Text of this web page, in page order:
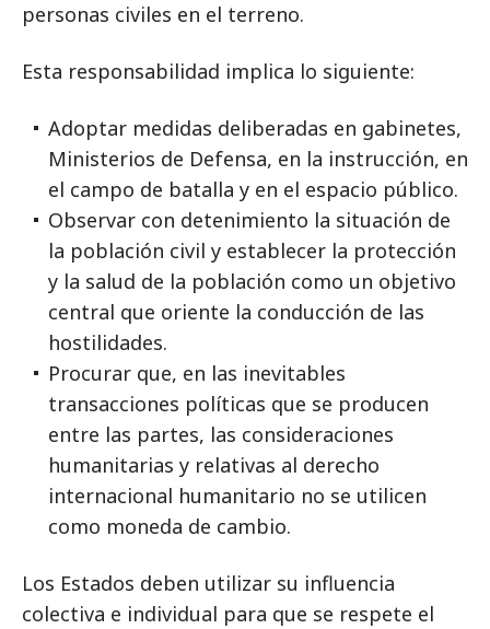
personas civiles en el terreno.
Esta responsabilidad implica lo siguiente:
Adoptar medidas deliberadas en gabinetes,
Ministerios de Defensa, en la instrucción, en
el campo de batalla y en el espacio público.
Observar con detenimiento la situación de
la población civil y establecer la protección
y la salud de la población como un objetivo
central que oriente la conducción de las
hostilidades.
Procurar que, en las inevitables
transacciones políticas que se producen
entre las partes, las consideraciones
humanitarias y relativas al derecho
internacional humanitario no se utilicen
como moneda de cambio.
Los Estados deben utilizar su influencia
colectiva e individual para que se respete el